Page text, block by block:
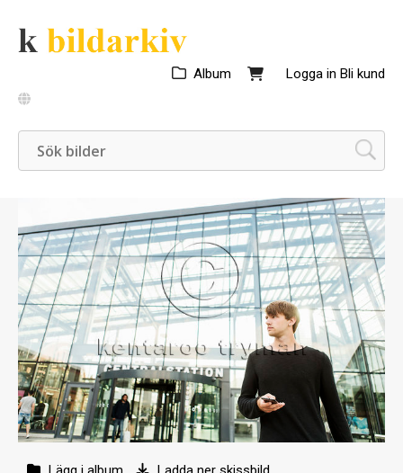
Logga in Bli kund
Album